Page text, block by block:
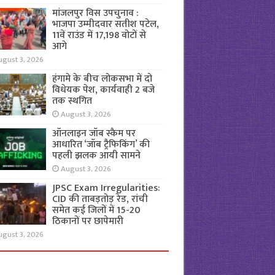
मांजलपुर विस उपचुनाव :
भाजपा उम्मीदवार सतीश पटेल,
11वें राउंड में 17,198 वोटों से
आगे
3, 2026
हंगामे के बीच लोकसभा में दो
विधेयक पेश, कार्यवाही 2 बजे
तक स्थगित
August 3, 2026
ऑनलाइन जॉब स्कैम पर
आधारित ‘जॉब ट्रैफिकिंग’ की
पहली झलक आयी सामने
August 3, 2026
JPSC Exam Irregularities:
CID की ताबड़तोड़ रेड, रांची
समेत कई जिलों में 15-20
ठिकानों पर छापेमारी
3, 2026